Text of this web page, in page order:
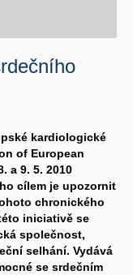
kardiologické
of European
a 9. 5. 2010
cílem je upozornit
chronického
iniciativě se
společnost,
selhání. Vydává
se srdečním